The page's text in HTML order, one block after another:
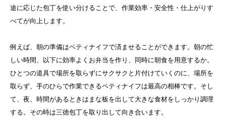
途に応じた包丁を使い分けることで、作業効率・安全性・仕上がりす
べてが向上します。
例えば、朝の準備はペティナイフで済ませることができます。朝の忙
しい時間、以下に効率よくお弁当を作り、同時に朝食を用意するか。
ひとつの道具で場所を取らずにサクサクと片付けていくのに、場所を
取らず、手のひらで作業できるペティナイフは最高の相棒です。 そし
て、夜、時間があるときはまな板を出して大きな食材をしっかり調理
する。その時は三徳包丁を取り出して向き合います。